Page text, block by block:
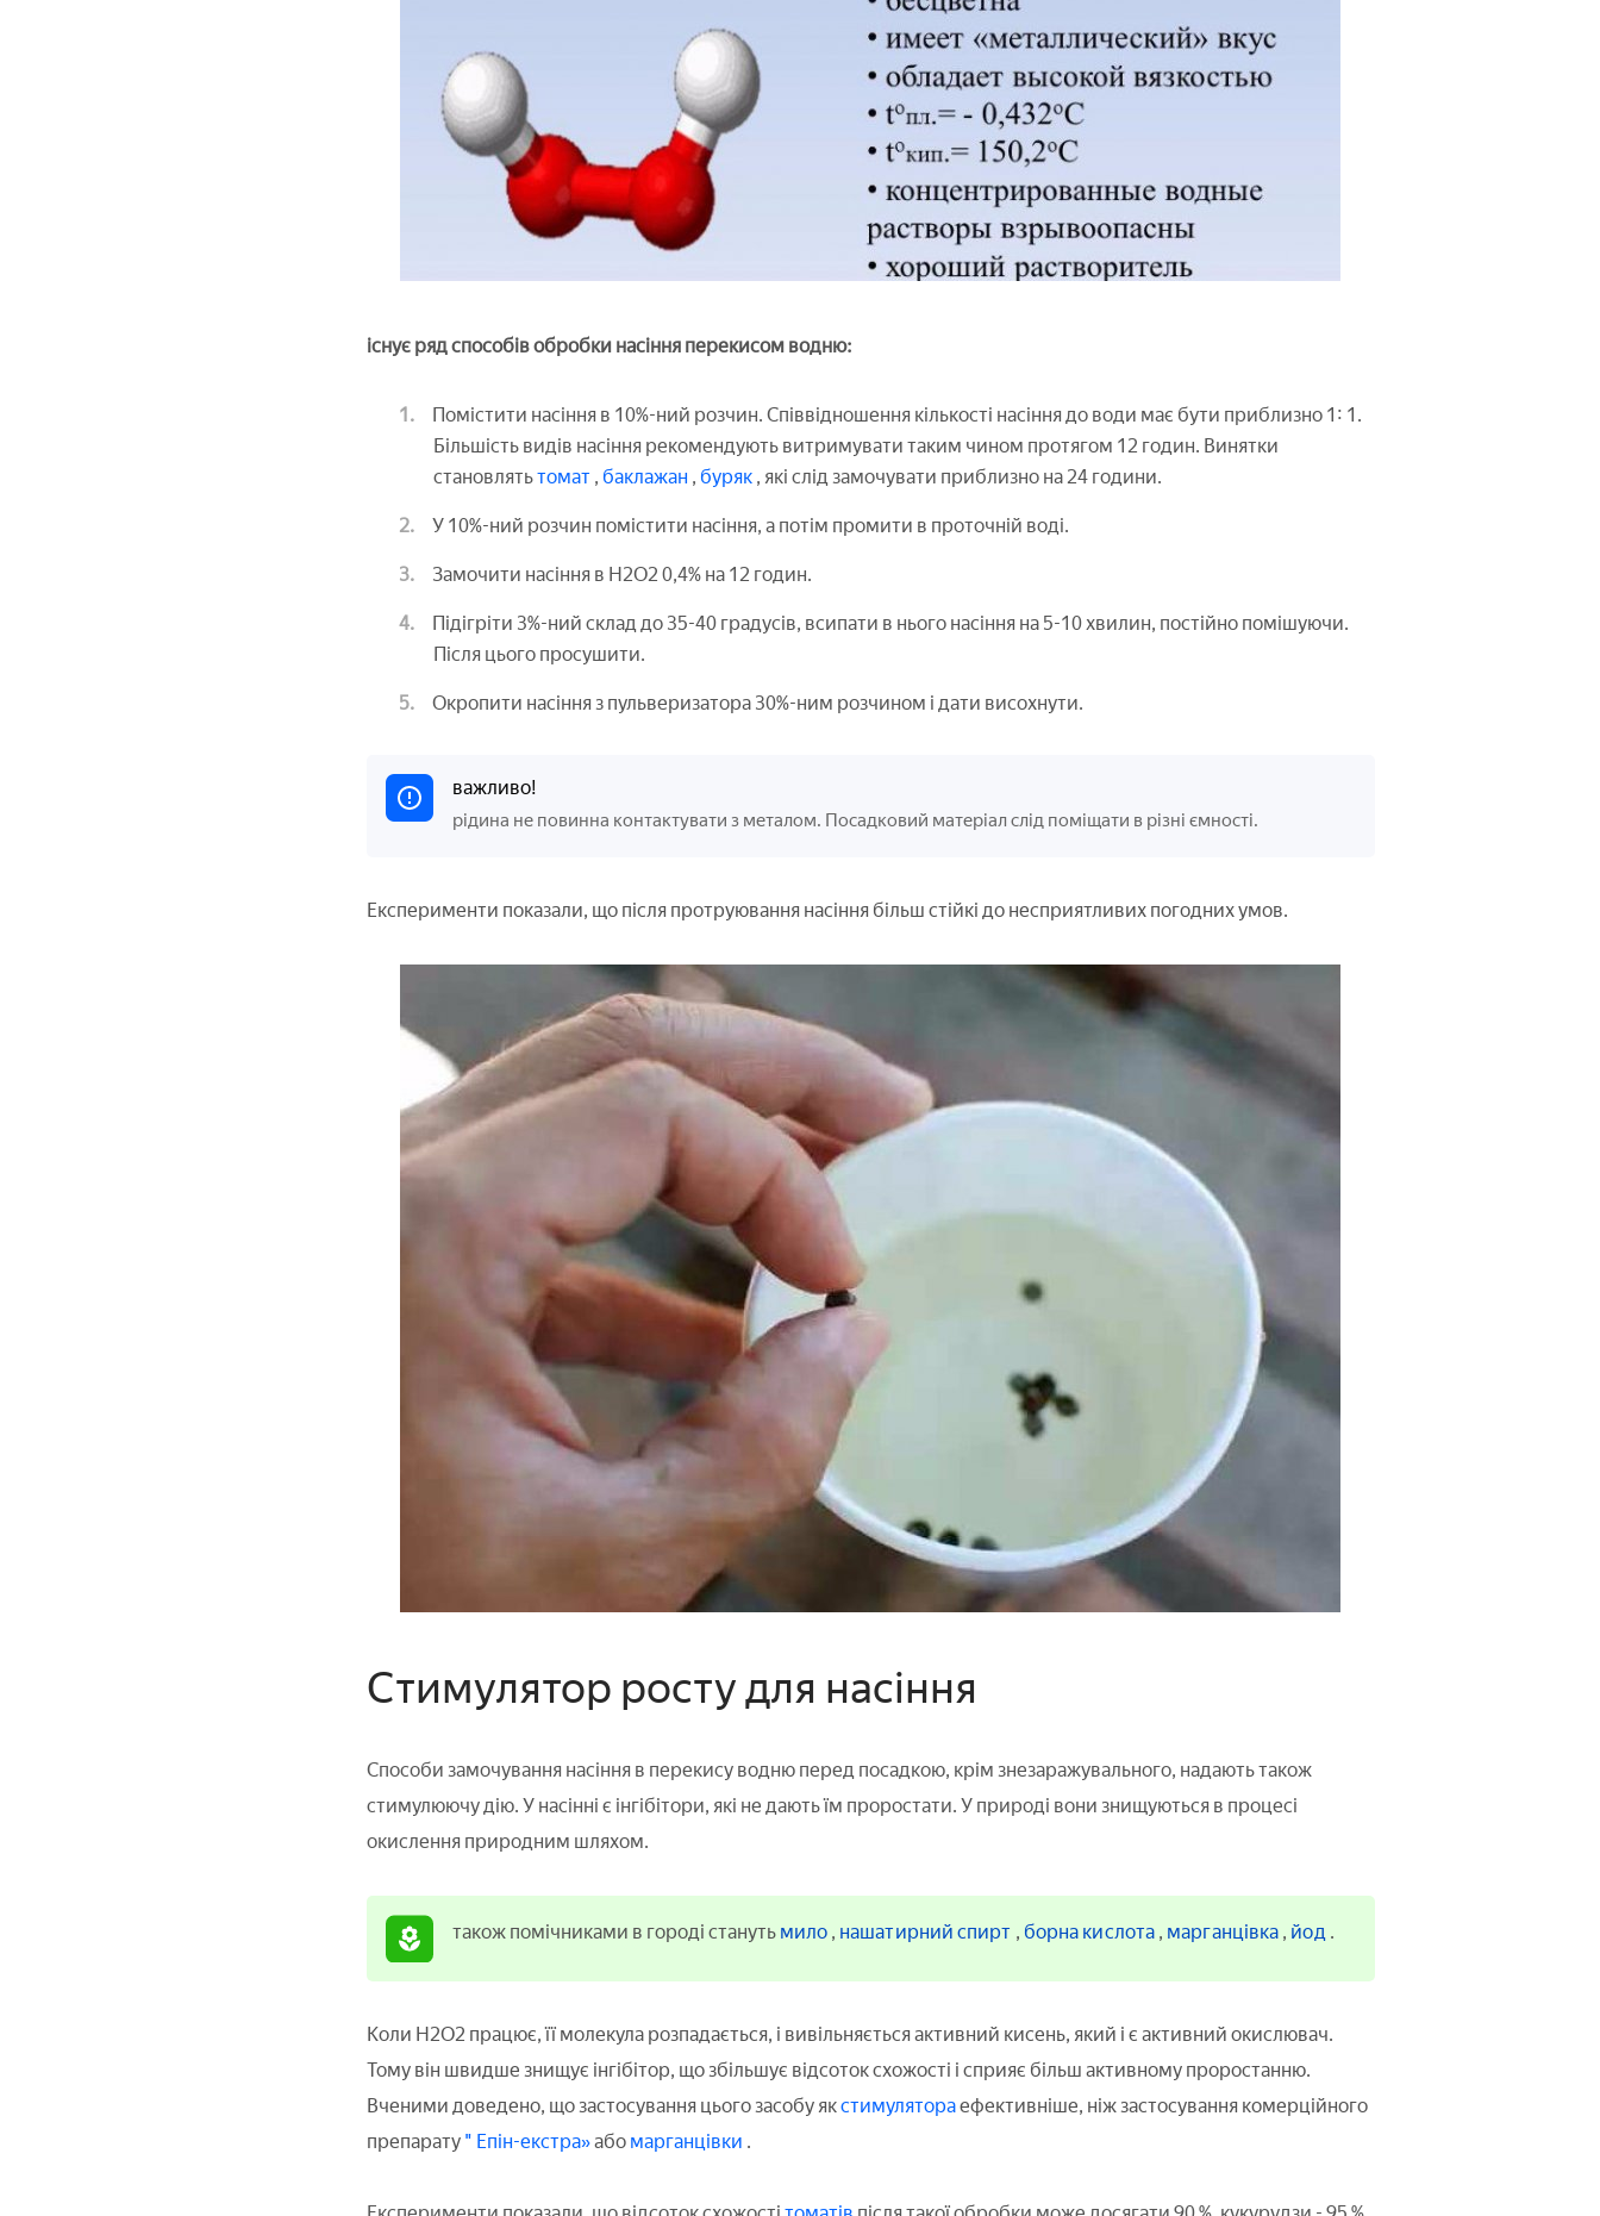
існує ряд способів обробки насіння перекисом водню:
Помістити насіння в 10%-ний розчин. Співвідношення кількості насіння до води має бути приблизно 1: 1.
Більшість видів насіння рекомендують витримувати таким чином протягом 12 годин. Винятки
становлятьтомат , баклажан , буряк , які слід замочувати приблизно на 24 години.
У 10%-ний розчин помістити насіння, а потім промити в проточній воді.
Замочити насіння в H2O2 0,4% на 12 годин.
Підігріти 3%-ний склад до 35-40 градусів, всипати в нього насіння на 5-10 хвилин, постійно помішуючи.
Після цього просушити.
Окропити насіння з пульверизатора 30%-ним розчином і дати висохнути.
важливо!
рідина не повинна контактувати з металом. Посадковий матеріал слід поміщати в різні ємності.
Експерименти показали, що після протруювання насіння більш стійкі до несприятливих погодних умов.
Стимулятор росту для насіння
Способи замочування насіння в перекису водню перед посадкою, крім знезаражувального, надають також
стимулюючу дію. У насінні є інгібітори, які не дають їм проростати. У природі вони знищуються в процесі
окислення природним шляхом.
також помічниками в городі стануть мило , нашатирний спирт , борна кислота , марганцівка , йод .
Коли H2O2 працює, її молекула розпадається, і вивільняється активний кисень, який і є активний окислювач.
Тому він швидше знищує інгібітор, що збільшує відсоток схожості і сприяє більш активному проростанню.
Вченими доведено, що застосування цього засобу якстимулятораефективніше, ніж застосування комерційного
препарату " Епін-екстра»або марганцівки .